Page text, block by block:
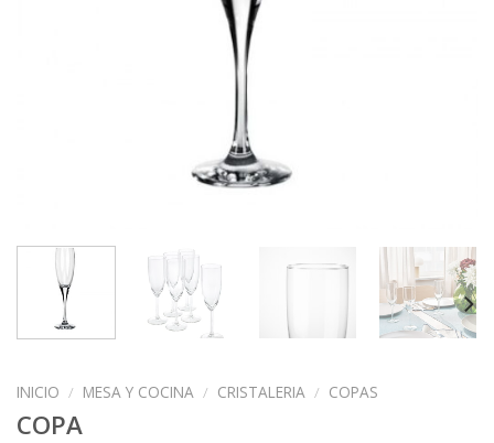
INICIO / MESA Y COCINA / CRISTALERIA / COPAS
COPA